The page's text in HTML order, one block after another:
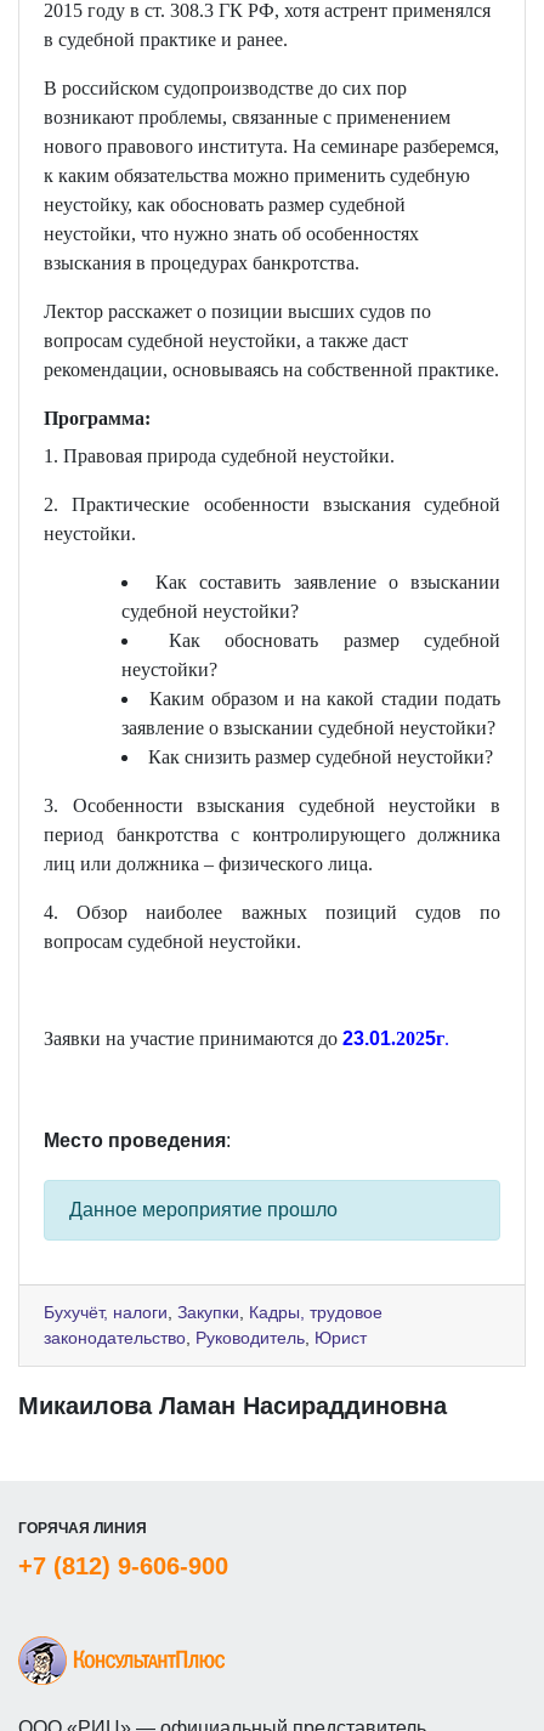
2015 году в ст. 308.3 ГК РФ, хотя астрент применялся
в судебной практике и ранее.
В российском судопроизводстве до сих пор
возникают проблемы, связанные с применением
нового правового института. На семинаре разберемся,
к каким обязательства можно применить судебную
неустойку, как обосновать размер судебной
неустойки, что нужно знать об особенностях
взыскания в процедурах банкротства.
Лектор расскажет о позиции высших судов по
вопросам судебной неустойки, а также даст
рекомендации, основываясь на собственной практике.
Программа:
1. Правовая природа судебной неустойки.
2. Практические особенности взыскания судебной
неустойки.
Как составить заявление о взыскании
судебной неустойки?
Как обосновать размер судебной
неустойки?
Каким образом и на какой стадии подать
заявление о взыскании судебной неустойки?
Как снизить размер судебной неустойки?
3. Особенности взыскания судебной неустойки в
период банкротства с контролирующего должника
лиц или должника – физического лица.
4. Обзор наиболее важных позиций судов по
вопросам судебной неустойки.
Заявки на участие принимаются до 23.01.2025г.
Место проведения:
Данное мероприятие прошло
Бухучёт, налоги Закупки
Кадры, трудовое
законодательство Руководитель Юрист
Микаилова Ламан Насираддиновна
ГОРЯЧАЯ ЛИНИЯ
+7 (812) 9-606-900